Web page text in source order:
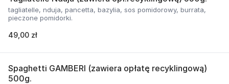
tagliatelle, nduja, pancetta, bazylia, sos pomidorowy, burrata,
pieczone pomidorki.
49,00 zł
Spaghetti GAMBERI (zawiera opłatę recyklingową)
500g.